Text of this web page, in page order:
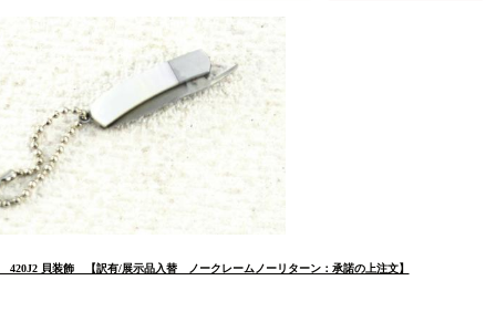
420J2 貝装飾 【訳有/展示品入替 ノークレームノーリターン：承諾の上注文】